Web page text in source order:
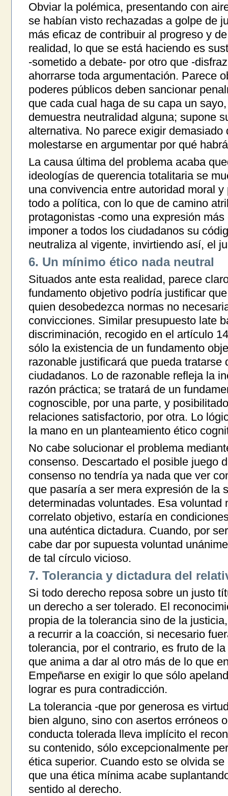
Obviar la polémica, presentando con
se habían visto rechazadas a golpe de
más eficaz de contribuir al progreso y
realidad, lo que se está haciendo es
-sometido a debate- por otro que -
ahorrarse toda argumentación. Parece
poderes públicos deben sancionar
que cada cual haga de su capa un
demuestra neutralidad alguna; supone
alternativa. No parece exigir
molestarse en argumentar por qué
La causa última del problema acaba
ideologías de querencia totalitaria se
una convivencia entre autoridad moral
todo a política, con lo que de camino
protagonistas -como una expresión
imponer a todos los ciudadanos su
neutraliza al vigente, invirtiendo así, el
6. Un mínimo ético nada neutral
Situados ante esta realidad, parece
fundamento objetivo podría justificar
quien desobedezca normas no
convicciones. Similar presupuesto late
discriminación, recogido en el artículo
sólo la existencia de un fundamento
razonable justificará que pueda tratarse
ciudadanos. Lo de razonable refleja la
razón práctica; se tratará de un
cognoscible, por una parte, y
relaciones satisfactorio, por otra. Lo
la mano en un planteamiento ético
No cabe solucionar el problema
consenso. Descartado el posible juego
consenso no tendría ya nada que ver
que pasaría a ser mera expresión de la
determinadas voluntades. Esa voluntad
correlato objetivo, estaría en
una auténtica dictadura. Cuando, por
cabe dar por supuesta voluntad
de tal círculo vicioso.
7. Tolerancia y dictadura del
Si todo derecho reposa sobre un justo
un derecho a ser tolerado. El
propia de la tolerancia sino de la
a recurrir a la coacción, si necesario
tolerancia, por el contrario, es fruto de
que anima a dar al otro más de lo que
Empeñarse en exigir lo que sólo
lograr es pura contradicción.
La tolerancia -que por generosa es
bien alguno, sino con asertos erróneos
conducta tolerada lleva implícito el
su contenido, sólo excepcionalmente
ética superior. Cuando esto se olvida
que una ética mínima acabe
sentido al derecho.